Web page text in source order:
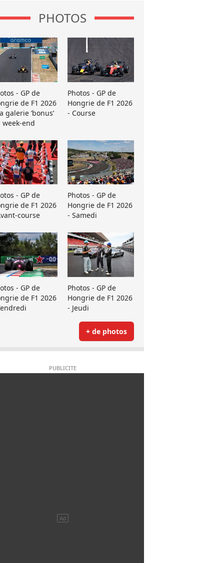
PHOTOS
- GP de
de F1 2026
galerie ’bonus’
week-end
Photos - GP de
Hongrie de F1 2026
- Course
- GP de
de F1 2026
course
Photos - GP de
Hongrie de F1 2026
- Samedi
- GP de
de F1 2026
Photos - GP de
Hongrie de F1 2026
- Jeudi
+ de photos